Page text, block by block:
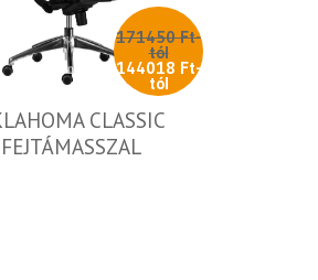
171450 Ft-
tól
144018 Ft-
tól
CLASSIC
FEJTÁMASSZAL